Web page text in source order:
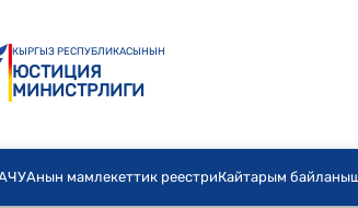
КЫРГЫЗ РЕСПУБЛИКАСЫНЫН
ЮСТИЦИЯ
МИНИСТРЛИГИ
ЧУАнын мамлекеттик реестриКайтарым